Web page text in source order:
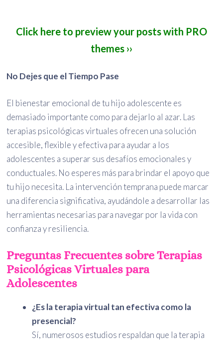
Click here to preview your posts with PRO
themes ››
No Dejes que el Tiempo Pase
El bienestar emocional de tu hijo adolescente es
demasiado importante como para dejarlo al azar. Las
terapias psicológicas virtuales ofrecen una solución
accesible, flexible y efectiva para ayudar a los
adolescentes a superar sus desafíos emocionales y
conductuales. No esperes más para brindar el apoyo que
tu hijo necesita. La intervención temprana puede marcar
una diferencia significativa, ayudándole a desarrollar las
herramientas necesarias para navegar por la vida con
confianza y resiliencia.
Preguntas Frecuentes sobre Terapias
Psicológicas Virtuales para
Adolescentes
¿Es la terapia virtual tan efectiva como la
presencial?
Sí, numerosos estudios respaldan que la terapia